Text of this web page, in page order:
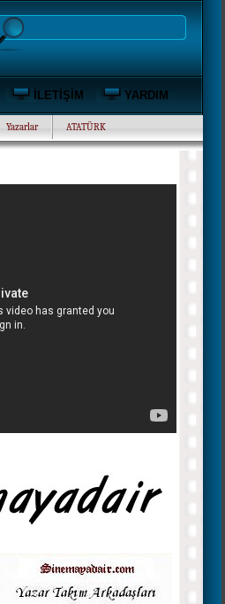
İLETİŞİM YARDIM
Yazarlar ATATÜRK